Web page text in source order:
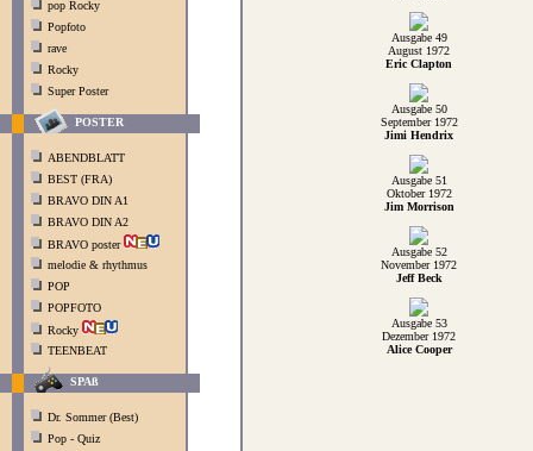
pop Rocky
Popfoto
rave
Rocky
Super Poster
POSTER
ABENDBLATT
BEST (FRA)
BRAVO DIN A1
BRAVO DIN A2
BRAVO poster
melodie & rhythmus
POP
POPFOTO
Rocky
TEENBEAT
SPAß
Dr. Sommer (Best)
Pop - Quiz
Ausgabe 49
August 1972
Eric Clapton
Ausgabe 50
September 1972
Jimi Hendrix
Ausgabe 51
Oktober 1972
Jim Morrison
Ausgabe 52
November 1972
Jeff Beck
Ausgabe 53
Dezember 1972
Alice Cooper